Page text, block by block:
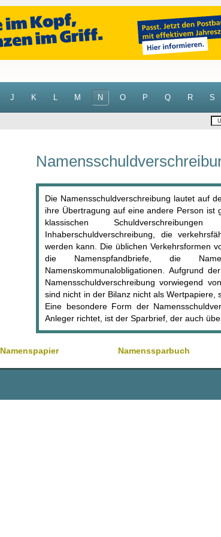
J K L M N O P Q R S
Die Namensschuldverschreibung lautet auf
ihre Übertragung auf eine andere Person ist
klassischen
Inhaberschuldverschreibung, die
werden kann. Die üblichen Verkehrsformen
die Namenspfandbriefe, die
Namenskommunalobligationen. Aufgrund
Namensschuldverschreibung vorwiegend
sind nicht in der Bilanz nicht als Wertpapiere,
Eine besondere Form der
Anleger richtet, ist der Sparbrief, der auch
Namenspapier Namenssparbuch